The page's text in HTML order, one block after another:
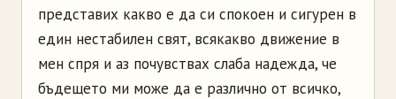
представих какво е да си спокоен и сигурен в
един нестабилен свят, всякакво движение в
мен спря и аз почувствах слаба надежда, че
бъдещето ми може да е различно от всичко,